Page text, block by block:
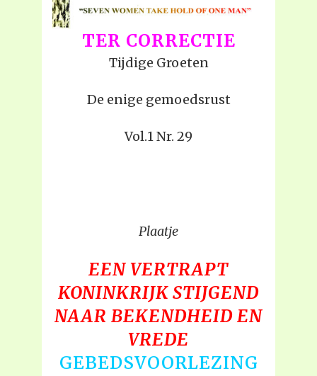
TER CORRECTIE
Tijdige Groeten
De enige gemoedsrust
Vol.1 Nr. 29
Plaatje
EEN VERTRAPT
KONINKRIJK STIJGEND
NAAR BEKENDHEID EN
VREDE
GEBEDSVOORLEZING